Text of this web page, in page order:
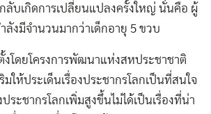
ลับเกิดการเปลี่ยนแปลงครั้งใหญ่ นั่นคือ ผู้
ลังมีจำนวนมากว่าเด็กอายุ 5 ขวบ
งโดยโครงการพัฒนาแห่งสหประชาชาติ
มให้ประเด็นเรื่องประชากรโลกเป็นที่สนใจ
ประชากรโลกเพิ่มสูงขึ้นไม่ได้เป็นเรื่องที่น่า